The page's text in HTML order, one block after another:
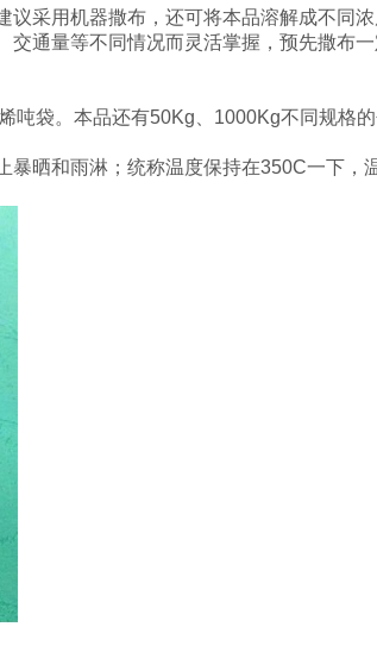
采用机器撒布，还可将本品溶解成不同
通量等不同情况而灵活掌握，预先撒布一
吨袋。本品还有50Kg、1000Kg不同规格
晒和雨淋；统称温度保持在350C一下，